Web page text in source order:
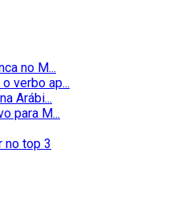
no M...
verbo ap...
Arábi...
para M...
no top 3